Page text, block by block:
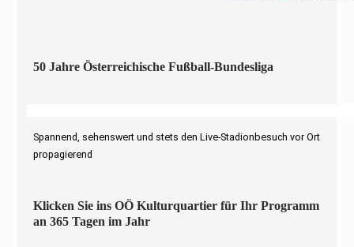
50 Jahre Österreichische Fußball-Bundesliga
Spannend, sehenswert und stets den Live-Stadionbesuch vor Ort
propagierend
Klicken Sie ins OÖ Kulturquartier für Ihr Programm
an 365 Tagen im Jahr